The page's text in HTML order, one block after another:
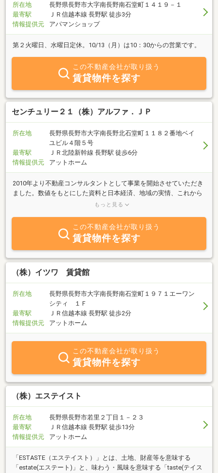
所在地
長野県長野市大字南長野南石堂町１４１９－１
最寄駅
ＪＲ信越本線 長野駅 徒歩3分
情報提供元
アパマンショップ
第２火曜日、水曜日定休。10/13（月）は10：30からの営業です。
この不動産会社が取り扱う
賃貸物件を探す
センチュリー２１（株）アルファ．ＪＰ
所在地
長野県長野市大字南長野北石堂町１１８２番地ベイ
ユビル４階５号
最寄駅
ＪＲ北陸新幹線 長野駅 徒歩6分
情報提供元
アットホーム
2010年より不動産コンサルタントとして事業を開始させていただき
ました。数値をもとにした資料と日本経済、地域の実情、これから
の見通しなどを総合的にお伝えさせていただき、進め方をお客様と
おこなったときに必要な事柄等についてわかりやすく説明させてい
ただきます。 安全な取引を第一とさせていただきます。当店は完
全予約制となり、ご相談中も1組さま限定となります。 また、お
身体の不自由な方、体力に自信のない方のために訪問もさせていた
だいております。お気軽にお声がけくださいませ。
もっと見る
この不動産会社が取り扱う
賃貸物件を探す
（株）イツワ 賃貸館
所在地
長野県長野市大字南長野南石堂町１９７１エーワン
シティ １Ｆ
最寄駅
ＪＲ信越本線 長野駅 徒歩2分
情報提供元
アットホーム
この不動産会社が取り扱う
賃貸物件を探す
（株）エステイスト
所在地
長野県長野市若里２丁目１－２３
最寄駅
ＪＲ信越本線 長野駅 徒歩13分
情報提供元
アットホーム
「ESTASTE（エステイスト）」とは、土地、財産等を意味する
「estate(エステート)」と、味わう・風味を意味する「taste(テイス